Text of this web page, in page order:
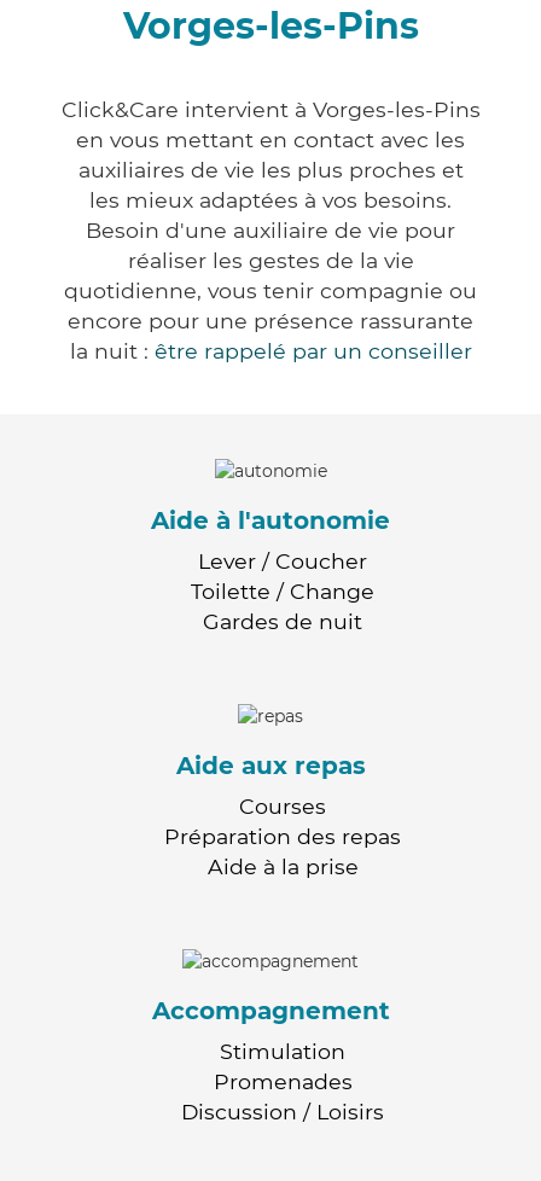
Vorges-les-Pins
Click&Care intervient à Vorges-les-Pins
en vous mettant en contact avec les
auxiliaires de vie les plus proches et
les mieux adaptées à vos besoins.
Besoin d'une auxiliaire de vie pour
réaliser les gestes de la vie
quotidienne, vous tenir compagnie ou
encore pour une présence rassurante
la nuit : être rappelé par un conseiller
Aide à l'autonomie
Lever / Coucher
Toilette / Change
Gardes de nuit
Aide aux repas
Courses
Préparation des repas
Aide à la prise
Accompagnement
Stimulation
Promenades
Discussion / Loisirs